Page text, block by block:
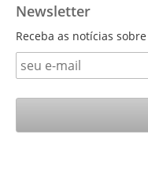
Newsletter
Receba as notícias